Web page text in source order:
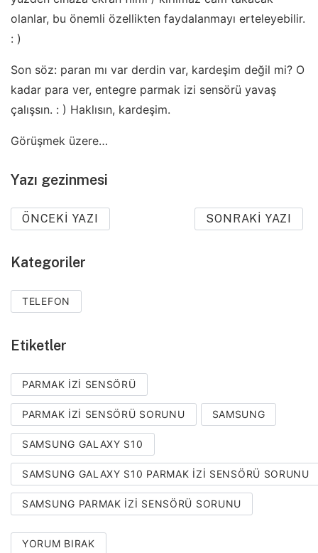
olanlar, bu önemli özellikten faydalanmayı erteleyebilir.
: )
Son söz: paran mı var derdin var, kardeşim değil mi? O
kadar para ver, entegre parmak izi sensörü yavaş
çalışsın. : ) Haklısın, kardeşim.
Görüşmek üzere…
Yazı gezinmesi
ÖNCEKI YAZI SONRAKI YAZI
Kategoriler
TELEFON
Etiketler
PARMAK IZI SENSÖRÜ
PARMAK IZI SENSÖRÜ SORUNU SAMSUNG
SAMSUNG GALAXY S10
SAMSUNG GALAXY S10 PARMAK IZI SENSÖRÜ SORUNU
SAMSUNG PARMAK IZI SENSÖRÜ SORUNU
YORUM BIRAK